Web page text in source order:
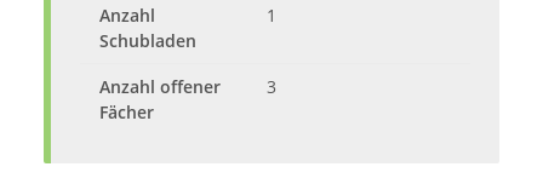
Anzahl
Schubladen
1
Anzahl offener
Fächer
3